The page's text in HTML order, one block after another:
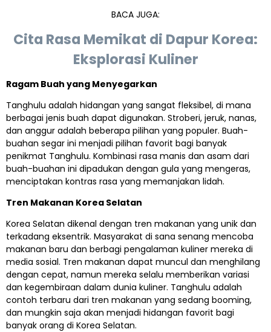
BACA JUGA:
Cita Rasa Memikat di Dapur Korea:
Eksplorasi Kuliner
Ragam Buah yang Menyegarkan
Tanghulu adalah hidangan yang sangat fleksibel, di mana
berbagai jenis buah dapat digunakan. Stroberi, jeruk, nanas,
dan anggur adalah beberapa pilihan yang populer. Buah-
buahan segar ini menjadi pilihan favorit bagi banyak
penikmat Tanghulu. Kombinasi rasa manis dan asam dari
buah-buahan ini dipadukan dengan gula yang mengeras,
menciptakan kontras rasa yang memanjakan lidah.
Tren Makanan Korea Selatan
Korea Selatan dikenal dengan tren makanan yang unik dan
terkadang eksentrik. Masyarakat di sana senang mencoba
makanan baru dan berbagi pengalaman kuliner mereka di
media sosial. Tren makanan dapat muncul dan menghilang
dengan cepat, namun mereka selalu memberikan variasi
dan kegembiraan dalam dunia kuliner. Tanghulu adalah
contoh terbaru dari tren makanan yang sedang booming,
dan mungkin saja akan menjadi hidangan favorit bagi
banyak orang di Korea Selatan.